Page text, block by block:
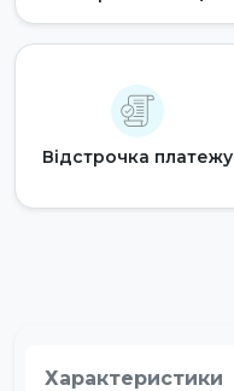
Відстрочка платежу
Характеристики